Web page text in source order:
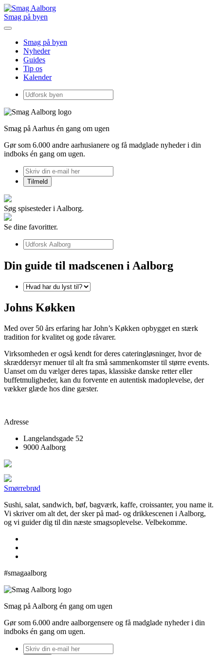
Smag på byen
Smag på byen
Nyheder
Guides
Tip os
Kalender
Smag på Aarhus én gang om ugen
Gør som 6.000 andre aarhusianere og få madglade nyheder i din
indboks én gang om ugen.
Søg spisesteder i Aalborg.
Se dine favoritter.
Din guide til madscenen i Aalborg
Johns Køkken
Med over 50 års erfaring har John’s Køkken opbygget en stærk
tradition for kvalitet og gode råvarer.
Virksomheden er også kendt for deres cateringløsninger, hvor de
skræddersyr menuer til alt fra små sammenkomster til større events.
Uanset om du vælger deres tapas, klassiske danske retter eller
buffetmuligheder, kan du forvente en autentisk madoplevelse, der
vækker glæde hos dine gæster.
Adresse
Langelandsgade 52
9000 Aalborg
Smørrebrød
Sushi, salat, sandwich, bøf, bagværk, kaffe, croissanter, you name it.
Vi skriver om alt det, der sker på mad- og drikkescenen i Aalborg,
og vi guider dig til din næste smagsoplevelse. Velbekomme.
#smagaalborg
Smag på Aalborg én gang om ugen
Gør som 6.000 andre aalborgensere og få madglade nyheder i din
indboks én gang om ugen.